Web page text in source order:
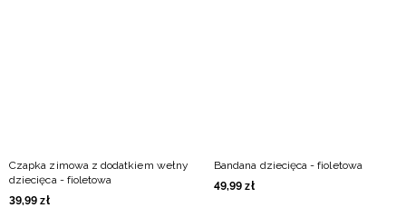
Czapka zimowa z dodatkiem wełny
dziecięca - fioletowa
39,99 zł
Bandana dziecięca - fioletowa
49,99 zł